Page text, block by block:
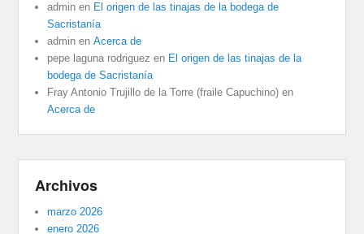
admin en El origen de las tinajas de la bodega de
Sacristanía
admin enAcerca de
pepe laguna rodriguez en El origen de las tinajas de la
bodega de Sacristanía
Fray Antonio Trujillo de la Torre (fraile Capuchino) en
Acerca de
Archivos
marzo 2026
enero 2026